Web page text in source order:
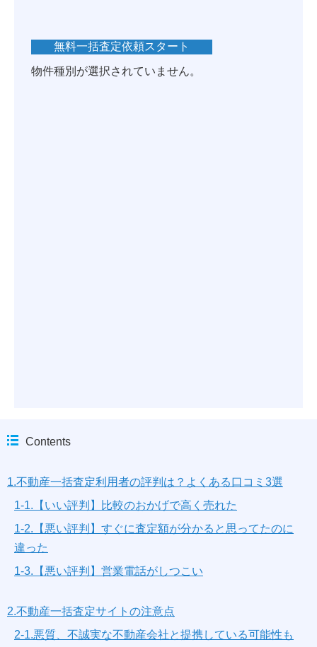
無料一括査定依頼スタート
物件種別が選択されていません。
Contents
1.不動産一括査定利用者の評判は？よくある口コミ3選
1-1.【いい評判】比較のおかげで高く売れた
1-2.【悪い評判】すぐに査定額が分かると思ってたのに
違った
1-3.【悪い評判】営業電話がしつこい
2.不動産一括査定サイトの注意点
2-1.悪質、不誠実な不動産会社と提携している可能性も